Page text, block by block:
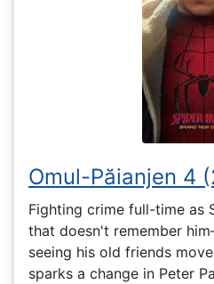
Omul-Păianjen 4
Fighting crime full-time as
that doesn't remember
seeing his old friends
sparks a change in Peter